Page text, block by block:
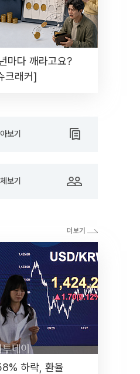
마다 깨라고요?
크래커]
보기
보기
하락, 환율